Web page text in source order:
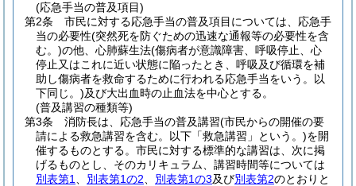
(応急手当の普及項目)
第2条
市民に対する応急手当の普及項目については、応急手
当の必要性(突然死を防ぐための迅速な通報等の必要性を含
む。)の他、心肺蘇生法(傷病者が意識障害、呼吸停止、心
停止又はこれに近い状態に陥ったとき、呼吸及び循環を補
助し傷病者を救命するために行われる応急手当をいう。以
下同じ。)及び大出血時の止血法を中心とする。
(普及講習の種類等)
第3条
消防長は、応急手当の普及講習(市民からの開催の要
請による救急講習を含む。以下「救急講習」という。)を開
催するものとする。 市民に対する標準的な講習は、次に掲
げるものとし、そのカリキュラム、講習時間等については
別表第1
別表第1の2 別表第1の3及び別表第2のとおりと